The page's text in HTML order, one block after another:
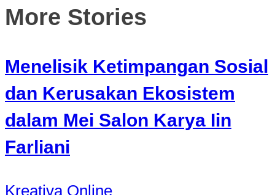
More Stories
Menelisik Ketimpangan Sosial
dan Kerusakan Ekosistem
dalam Mei Salon Karya Iin
Farliani
Kreativa Online